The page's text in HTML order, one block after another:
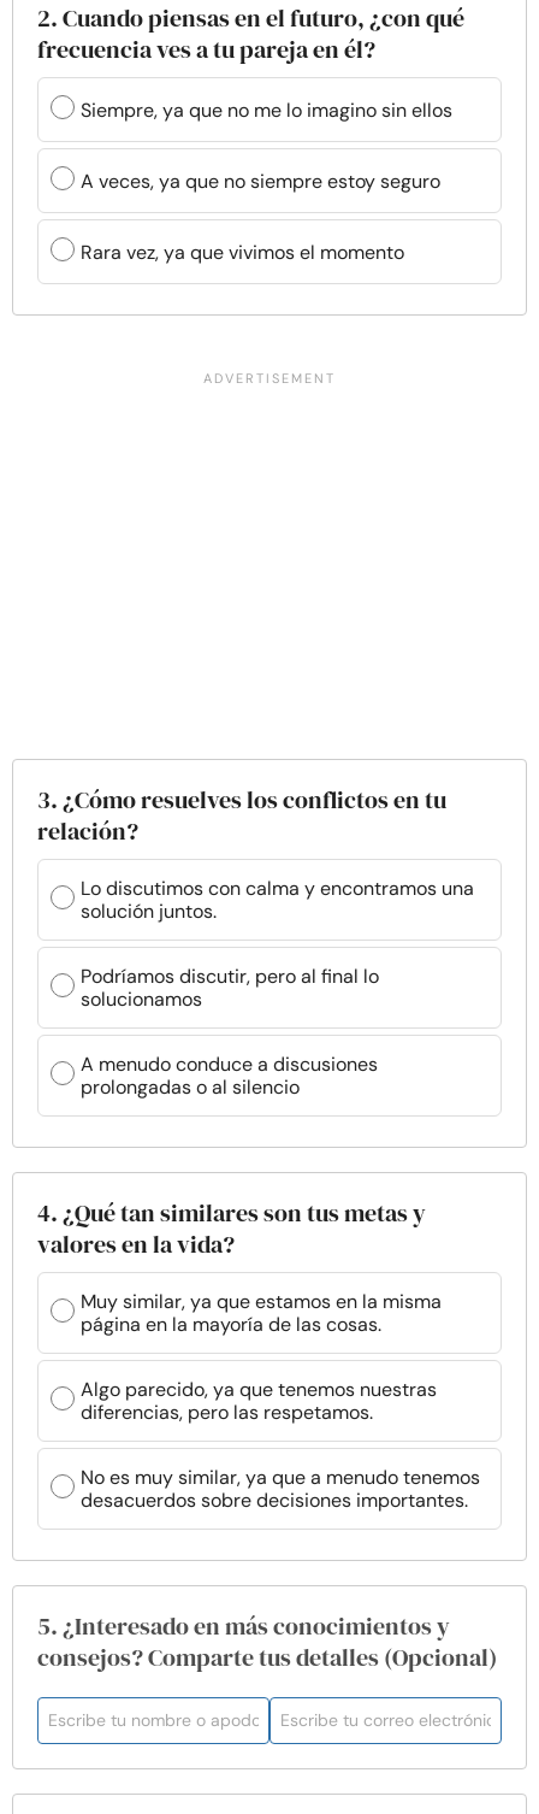
2. Cuando piensas en el futuro, ¿con qué
frecuencia ves a tu pareja en él?
Siempre, ya que no me lo imagino sin ellos
A veces, ya que no siempre estoy seguro
Rara vez, ya que vivimos el momento
3. ¿Cómo resuelves los conflictos en tu
relación?
Lo discutimos con calma y encontramos una
solución juntos.
Podríamos discutir, pero al final lo
solucionamos
A menudo conduce a discusiones
prolongadas o al silencio
4. ¿Qué tan similares son tus metas y
valores en la vida?
Muy similar, ya que estamos en la misma
página en la mayoría de las cosas.
Algo parecido, ya que tenemos nuestras
diferencias, pero las respetamos.
No es muy similar, ya que a menudo tenemos
desacuerdos sobre decisiones importantes.
5. ¿Interesado en más conocimientos y
consejos? Comparte tus detalles (Opcional)